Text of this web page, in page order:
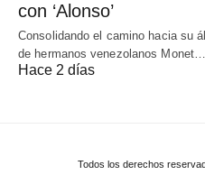
con ‘Alonso’
Consolidando el camino hacia su
de hermanos venezolanos Monet…
Hace 2 días
Todos los derechos